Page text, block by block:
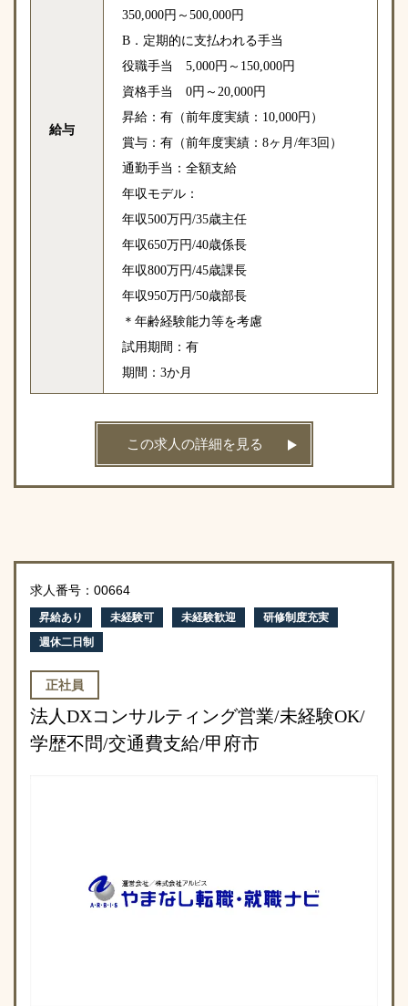
給与
350,000円～500,000円
B．定期的に支払われる手当
役職手当 5,000円～150,000円
資格手当 0円～20,000円
昇給：有（前年度実績：10,000円）
賞与：有（前年度実績：8ヶ月/年3回）
通勤手当：全額支給
年収モデル：
年収500万円/35歳主任
年収650万円/40歳係長
年収800万円/45歳課長
年収950万円/50歳部長
＊年齢経験能力等を考慮
試用期間：有
期間：3か月
この求人の詳細を見る
求人番号：00664
昇給あり 未経験可 未経験歓迎
研修制度充実
週休二日制
正社員
法人DXコンサルティング営業/未経験OK/
学歴不問/交通費支給/甲府市